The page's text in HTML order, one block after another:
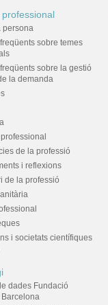
persona
sobre temes
sobre la gestió
la demanda
de la professió
i reflexions
de la professió
i societats científiques
dades Fundació
Barcelona